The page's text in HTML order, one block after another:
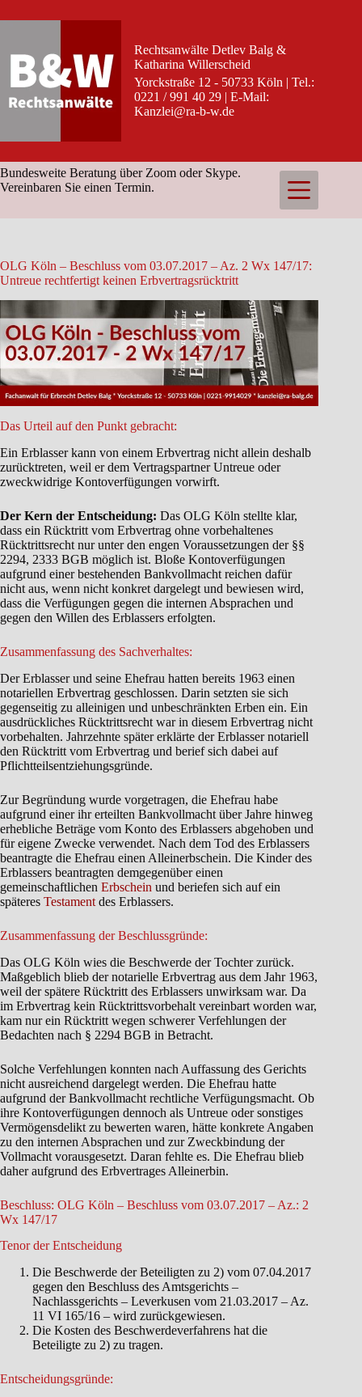
Inhalt
Rechtsanwälte Detlev Balg &
Katharina Willerscheid
Yorckstraße 12 - 50733 Köln | Tel.:
0221 / 991 40 29 | E-Mail:
Kanzlei@ra-b-w.de
Bundesweite Beratung über Zoom oder Skype.
Vereinbaren Sie einen Termin.
OLG Köln – Beschluss vom 03.07.2017 – Az. 2 Wx 147/17:
Untreue rechtfertigt keinen Erbvertragsrücktritt
Das Urteil auf den Punkt gebracht:
Ein Erblasser kann von einem Erbvertrag nicht allein deshalb
zurücktreten, weil er dem Vertragspartner Untreue oder
zweckwidrige Kontoverfügungen vorwirft.
Der Kern der Entscheidung: Das OLG Köln stellte klar,
dass ein Rücktritt vom Erbvertrag ohne vorbehaltenes
Rücktrittsrecht nur unter den engen Voraussetzungen der §§
2294, 2333 BGB möglich ist. Bloße Kontoverfügungen
aufgrund einer bestehenden Bankvollmacht reichen dafür
nicht aus, wenn nicht konkret dargelegt und bewiesen wird,
dass die Verfügungen gegen die internen Absprachen und
gegen den Willen des Erblassers erfolgten.
Zusammenfassung des Sachverhaltes:
Der Erblasser und seine Ehefrau hatten bereits 1963 einen
notariellen Erbvertrag geschlossen. Darin setzten sie sich
gegenseitig zu alleinigen und unbeschränkten Erben ein. Ein
ausdrückliches Rücktrittsrecht war in diesem Erbvertrag nicht
vorbehalten. Jahrzehnte später erklärte der Erblasser notariell
den Rücktritt vom Erbvertrag und berief sich dabei auf
Pflichtteilsentziehungsgründe.
Zur Begründung wurde vorgetragen, die Ehefrau habe
aufgrund einer ihr erteilten Bankvollmacht über Jahre hinweg
erhebliche Beträge vom Konto des Erblassers abgehoben und
für eigene Zwecke verwendet. Nach dem Tod des Erblassers
beantragte die Ehefrau einen Alleinerbschein. Die Kinder des
Erblassers beantragten demgegenüber einen
gemeinschaftlichen Erbschein und beriefen sich auf ein
späteres Testament des Erblassers.
Zusammenfassung der Beschlussgründe:
Das OLG Köln wies die Beschwerde der Tochter zurück.
Maßgeblich blieb der notarielle Erbvertrag aus dem Jahr 1963,
weil der spätere Rücktritt des Erblassers unwirksam war. Da
im Erbvertrag kein Rücktrittsvorbehalt vereinbart worden war,
kam nur ein Rücktritt wegen schwerer Verfehlungen der
Bedachten nach § 2294 BGB in Betracht.
Solche Verfehlungen konnten nach Auffassung des Gerichts
nicht ausreichend dargelegt werden. Die Ehefrau hatte
aufgrund der Bankvollmacht rechtliche Verfügungsmacht. Ob
ihre Kontoverfügungen dennoch als Untreue oder sonstiges
Vermögensdelikt zu bewerten waren, hätte konkrete Angaben
zu den internen Absprachen und zur Zweckbindung der
Vollmacht vorausgesetzt. Daran fehlte es. Die Ehefrau blieb
daher aufgrund des Erbvertrages Alleinerbin.
Beschluss: OLG Köln – Beschluss vom 03.07.2017 – Az.: 2
Wx 147/17
Tenor der Entscheidung
Die Beschwerde der Beteiligten zu 2) vom 07.04.2017
gegen den Beschluss des Amtsgerichts –
Nachlassgerichts – Leverkusen vom 21.03.2017 – Az.
11 VI 165/16 – wird zurückgewiesen.
Die Kosten des Beschwerdeverfahrens hat die
Beteiligte zu 2) zu tragen.
Entscheidungsgründe: